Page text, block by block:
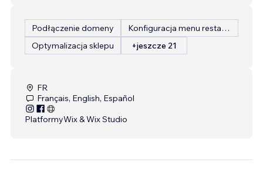
Podłączenie domeny
Konfiguracja menu restauracji
Optymalizacja sklepu
+jeszcze 21
FR
Français, English, Español
PlatformyWix & Wix Studio